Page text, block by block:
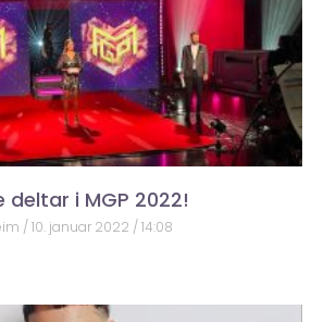
i MGP 2022!
10. januar 2022 14:08